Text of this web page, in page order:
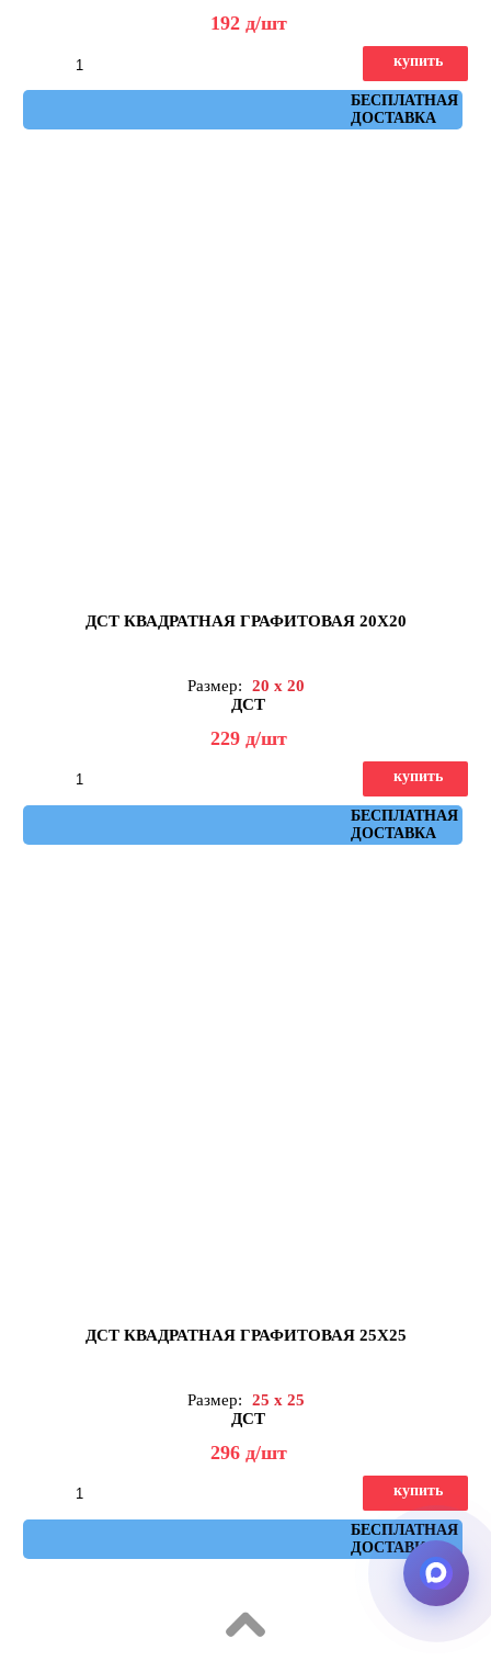
192 д/шт
БЕСПЛАТНАЯ
ДОСТАВКА
купить
ДСТ КВАДРАТНАЯ ГРАФИТОВАЯ 20Х20
Размер:
20 x 20
ДСТ
229 д/шт
БЕСПЛАТНАЯ
ДОСТАВКА
купить
ДСТ КВАДРАТНАЯ ГРАФИТОВАЯ 25Х25
Размер:
25 x 25
ДСТ
296 д/шт
БЕСПЛАТНАЯ
ДОСТАВКА
купить